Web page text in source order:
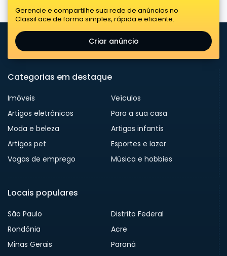
Gerencie e compartilhe sua rede de anúncios no
ClassiFace de forma simples, rápida e eficiente.
Criar anúncio
Categorias em destaque
Imóveis
Veículos
Artigos eletrônicos
Para a sua casa
Moda e beleza
Artigos infantis
Artigos pet
Esportes e lazer
Vagas de emprego
Música e hobbies
Locais populares
São Paulo
Distrito Federal
Rondônia
Acre
Minas Gerais
Paraná